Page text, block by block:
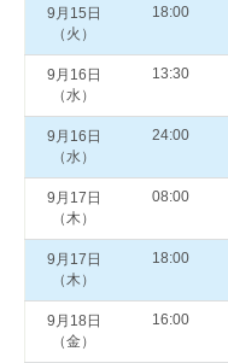
9月15日
（火）
18:00
9月16日
（水）
13:30
9月16日
（水）
24:00
9月17日
（木）
08:00
9月17日
（木）
18:00
9月18日
（金）
16:00